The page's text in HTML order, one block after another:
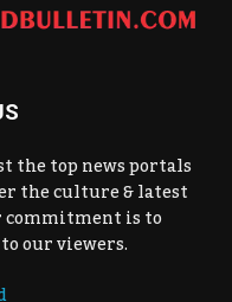
the top news portals
the culture & latest
commitment is to
our viewers.